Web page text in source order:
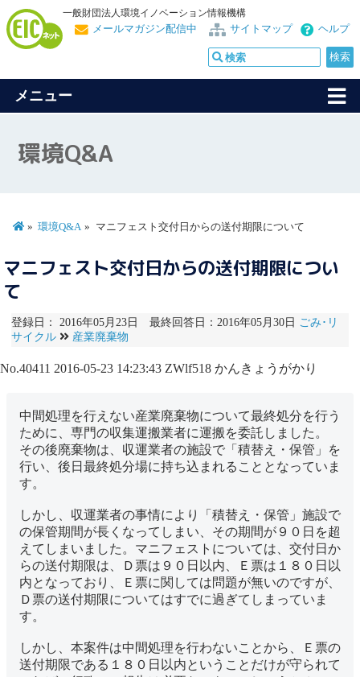
一般財団法人環境イノベーション情報機構
ヘルプ
サイトマップ
メールマガジン配信中
メニュー
環境Q&A
環境Q&A マニフェスト交付日からの送付期限について
マニフェスト交付日からの送付期限につい
て
登録日： 2016年05月23日 最終回答日：2016年05月30日 ごみ･リ
サイクル
産業廃棄物
No.40411 2016-05-23 14:23:43 ZWlf518 かんきょうがかり
中間処理を行えない産業廃棄物について最終処分を行う
ために、専門の収集運搬業者に運搬を委託しました。
その後廃棄物は、収運業者の施設で「積替え・保管」を
行い、後日最終処分場に持ち込まれることとなっていま
す。
しかし、収運業者の事情により「積替え・保管」施設で
の保管期間が長くなってしまい、その期間が９０日を超
えてしまいました。マニフェストについては、交付日か
らの送付期限は、Ｄ票は９０日以内、Ｅ票は１８０日以
内となっており、Ｅ票に関しては問題が無いのですが、
Ｄ票の送付期限についてはすでに過ぎてしまっていま
す。
しかし、本案件は中間処理を行わないことから、Ｅ票の
送付期限である１８０日以内ということだけが守られて